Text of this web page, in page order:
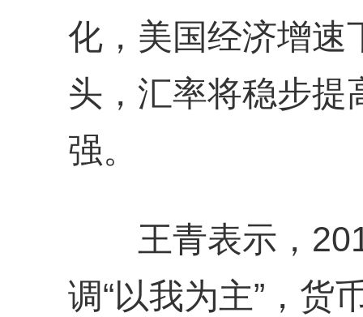
化，美国经济增速
头，汇率将稳步提
强。
王青表示，
调“以我为主”，货